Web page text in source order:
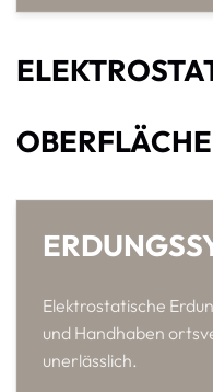
Elektrostatische
und Handhaben
unerlässlich.